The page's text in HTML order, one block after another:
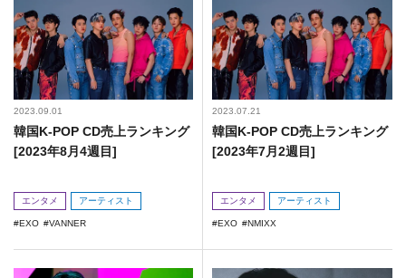
2023.09.01
韓国K-POP CD売上ランキング
[2023年8月4週目]
エンタメ アーティスト
EXO VANNER
2023.07.21
韓国K-POP CD売上ランキング
[2023年7月2週目]
エンタメ アーティスト
EXO NMIXX